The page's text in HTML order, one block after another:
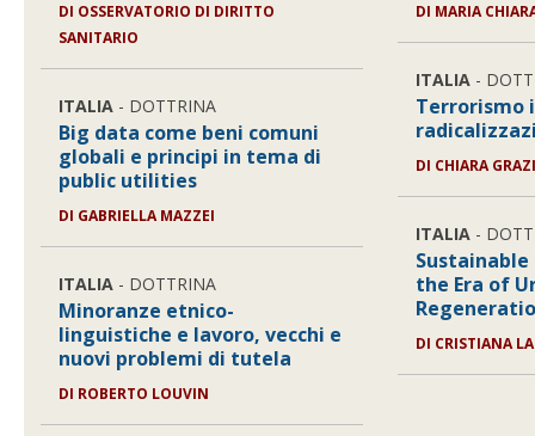
DI OSSERVATORIO DI DIRITTO
SANITARIO
ITALIA - DOTTRINA
Big data come beni comuni
globali e principi in tema di
public utilities
DI GABRIELLA MAZZEI
ITALIA - DOTTRINA
Minoranze etnico-
linguistiche e lavoro, vecchi e
nuovi problemi di tutela
DI ROBERTO LOUVIN
DI MARIA
ITALIA -
Terrorismo
DI CHIARA
ITALIA -
the Era of
DI CRISTIANA